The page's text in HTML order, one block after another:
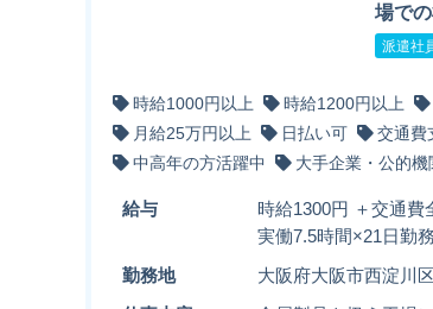
場で
派遣社
時給1000円以上 時給1200円以上
月給25万円以上
日払い可 交通費
中高年の方活躍中
大手企業・公的機
給与
時給1300円 ＋交通
実働7.5時間×21日勤
勤務地 大阪府大阪市西淀川